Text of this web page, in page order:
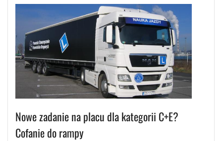
Nowe zadanie na placu dla kategorii C+E?
Cofanie do rampy